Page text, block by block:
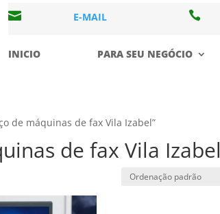
 E-MAIL 
INICIO PARA SEU NEGÓCIO
de máquinas de fax Vila Izabel”
de fax Vila Izabel